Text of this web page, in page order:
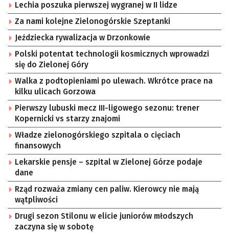
Lechia poszuka pierwszej wygranej w II lidze
Za nami kolejne Zielonogórskie Szeptanki
Jeździecka rywalizacja w Drzonkowie
Polski potentat technologii kosmicznych wprowadzi
się do Zielonej Góry
Walka z podtopieniami po ulewach. Wkrótce prace na
kilku ulicach Gorzowa
Pierwszy lubuski mecz III-ligowego sezonu: trener
Kopernicki vs starzy znajomi
Władze zielonogórskiego szpitala o cięciach
finansowych
Lekarskie pensje – szpital w Zielonej Górze podaje
dane
Rząd rozważa zmiany cen paliw. Kierowcy nie mają
wątpliwości
Drugi sezon Stilonu w elicie juniorów młodszych
zaczyna się w sobotę